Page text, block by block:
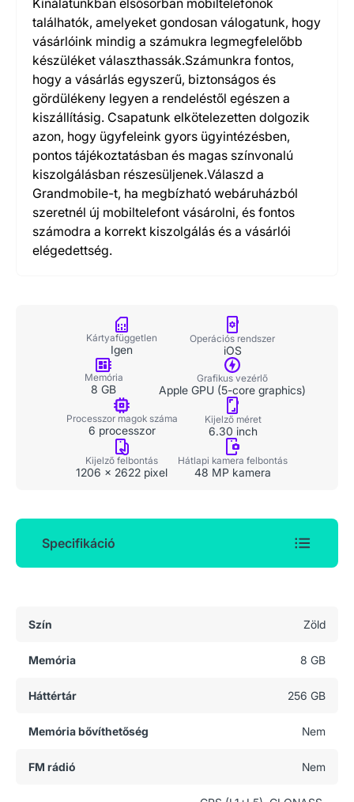
Kínálatunkban elsősorban mobiltelefonok
találhatók, amelyeket gondosan válogatunk, hogy
vásárlóink mindig a számukra legmegfelelőbb
készüléket választhassák.Számunkra fontos,
hogy a vásárlás egyszerű, biztonságos és
gördülékeny legyen a rendeléstől egészen a
kiszállításig. Csapatunk elkötelezetten dolgozik
azon, hogy ügyfeleink gyors ügyintézésben,
pontos tájékoztatásban és magas színvonalú
kiszolgálásban részesüljenek.Válaszd a
Grandmobile-t, ha megbízható webáruházból
szeretnél új mobiltelefont vásárolni, és fontos
számodra a korrekt kiszolgálás és a vásárlói
elégedettség.
Kártyafüggetlen
Igen
Operációs rendszer
iOS
Memória
8 GB
Grafikus vezérlő
Apple GPU (5-core graphics)
Processzor magok száma
6 processzor
Kijelző méret
6.30 inch
Kijelző felbontás
1206 x 2622 pixel
Hátlapi kamera felbontás
48 MP kamera
Specifikáció
Szín Zöld
Memória 8 GB
Háttértár 256 GB
Memória bővíthetőség Nem
FM rádió Nem